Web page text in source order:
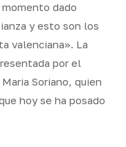
dado
y esto son los
valenciana». La
por el
Soriano, quien
hoy se ha posado